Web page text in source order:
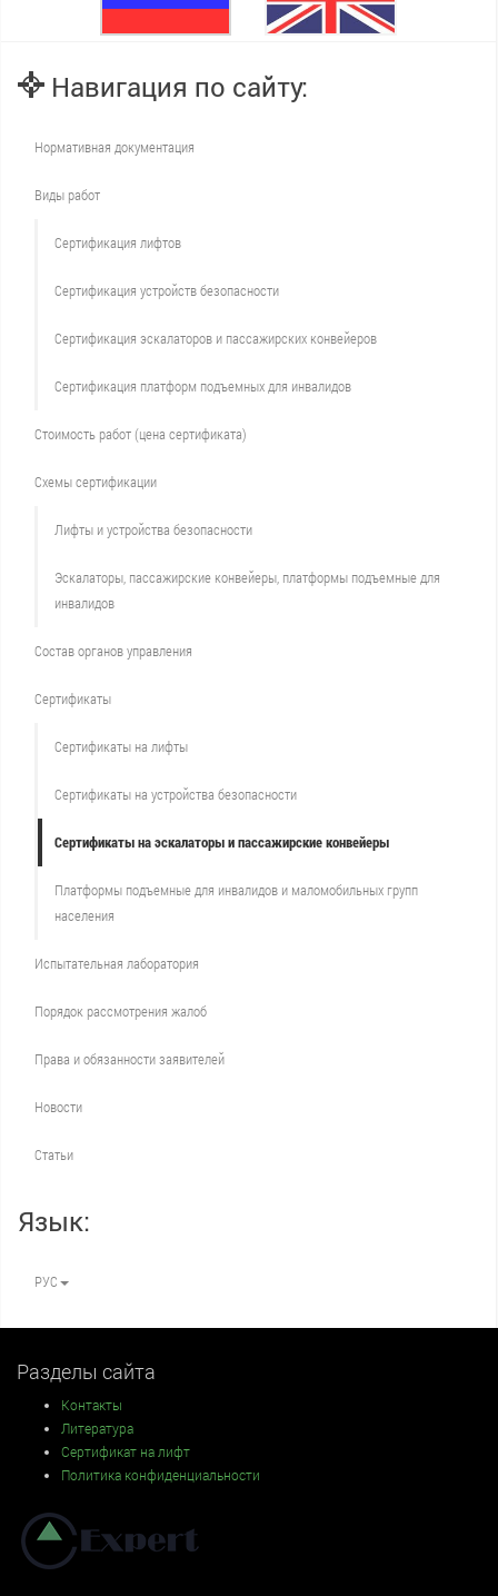
Навигация по сайту:
Нормативная документация
Виды работ
Сертификация лифтов
Сертификация устройств безопасности
Сертификация эскалаторов и пассажирских конвейеров
Сертификация платформ подъемных для инвалидов
Стоимость работ (цена сертификата)
Схемы сертификации
Лифты и устройства безопасности
Эскалаторы, пассажирские конвейеры, платформы подъемные для
инвалидов
Состав органов управления
Сертификаты
Сертификаты на лифты
Сертификаты на устройства безопасности
Сертификаты на эскалаторы и пассажирские конвейеры
Платформы подъемные для инвалидов и маломобильных групп
населения
Испытательная лаборатория
Порядок рассмотрения жалоб
Права и обязанности заявителей
Новости
Статьи
Язык:
РУС
Разделы сайта
Контакты
Литература
Сертификат на лифт
Политика конфиденциальности